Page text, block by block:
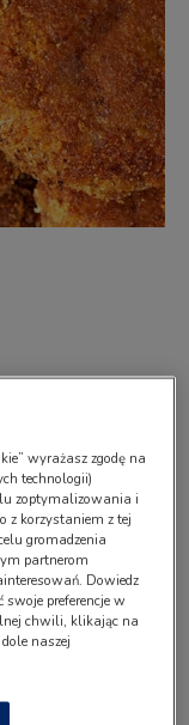
wyrażasz zgodę na
technologii)
zoptymalizowania i
z korzystaniem z tej
gromadzenia
partnerom
Dowiedz
preferencje w
chwili, klikając na
naszej